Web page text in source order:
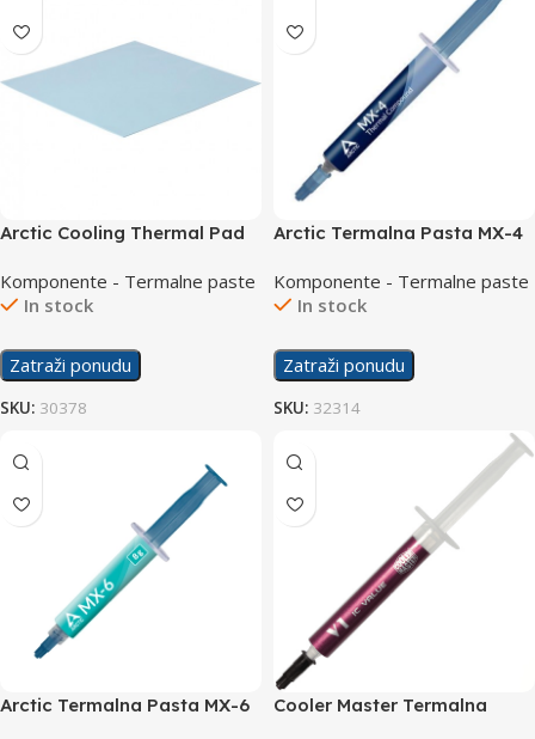
Arctic Cooling Thermal Pad
Komponente - Termalne paste
In stock
Zatraži ponudu
SKU: 30378
Arctic Termalna Pasta MX-4
Komponente - Termalne paste
In stock
Zatraži ponudu
SKU: 32314
Arctic Termalna Pasta MX-6
Cooler Master Termalna